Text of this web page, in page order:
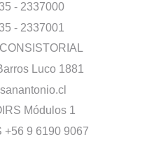
- 2337000
- 2337001
Luco 1881
Módulos 1
+56 9 6190 9067